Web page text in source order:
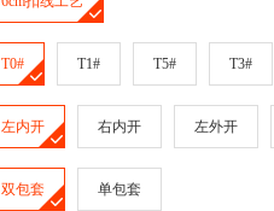
T0# T1# T5# T3#
左内开 右内开 左外开
双包套 单包套